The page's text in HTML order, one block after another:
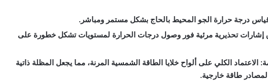
درجة حرارة الجو المحيط بالحاج بشكل مستمر ومباشر.
إشارات تحذيرية مرئية فور وصول درجات الحرارة لمستويات تشكل خطورة على
الاعتماد الكلي على ألواح خلايا الطاقة الشمسية المرنة، مما يجعل المظلة ذاتية
طاقة خارجية.